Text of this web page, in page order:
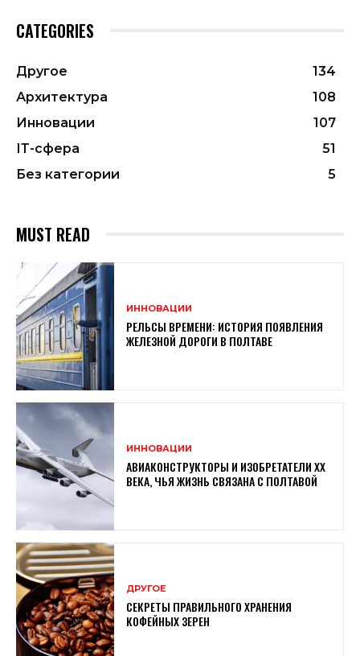
CATEGORIES
Другое
134
Архитектура
108
Инновации
107
ІТ-сфера
51
Без категории
5
MUST READ
ИННОВАЦИИ
РЕЛЬСЫ ВРЕМЕНИ: ИСТОРИЯ ПОЯВЛЕНИЯ
ЖЕЛЕЗНОЙ ДОРОГИ В ПОЛТАВЕ
ИННОВАЦИИ
АВИАКОНСТРУКТОРЫ И ИЗОБРЕТАТЕЛИ XX
ВЕКА, ЧЬЯ ЖИЗНЬ СВЯЗАНА С ПОЛТАВОЙ
ДРУГОЕ
СЕКРЕТЫ ПРАВИЛЬНОГО ХРАНЕНИЯ
КОФЕЙНЫХ ЗЕРЕН